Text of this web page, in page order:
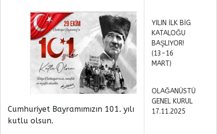
Cumhuriyet Bayramımızın 101. yılı
kutlu olsun.
YILIN İLK BİG
KATALOĞU
BAŞLIYOR!
(13-16
MART)
OLAĞANÜSTÜ
GENEL KURUL
17.11.2025